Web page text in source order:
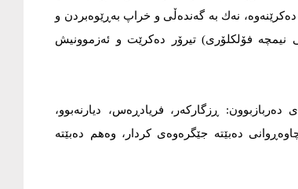
نەك بە گەندەڵی و خراپ بەڕێوەبردن و
نیمچە فۆلکلۆری) تیرۆر دەکرێت و ئەزموونیش
ڕزگارکەر، فریادڕەس، دیارنەبوو،
دەبێتە جێگرەوەی کردار، وەهم دەبێتە